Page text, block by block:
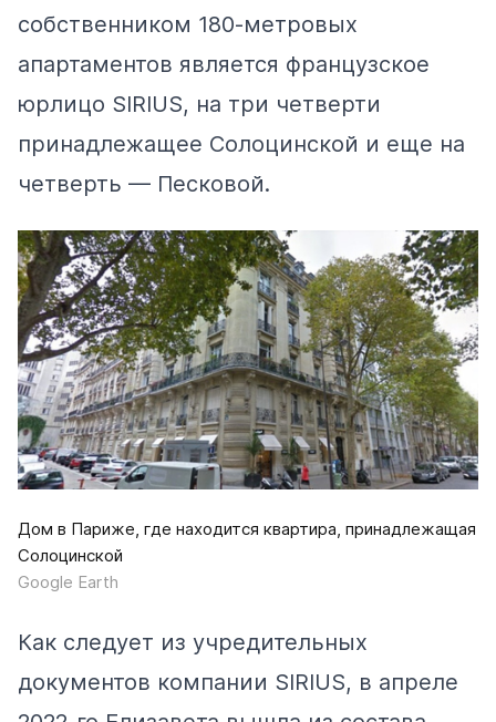
собственником 180-метровых
апартаментов является французское
юрлицо SIRIUS, на три четверти
принадлежащее Солоцинской и еще на
четверть — Песковой.
Дом в Париже, где находится квартира, принадлежащая
Солоцинской
Google Earth
Как следует из учредительных
документов компании SIRIUS, в апреле